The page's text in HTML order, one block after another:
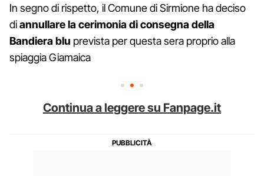
In segno di rispetto, il Comune di Sirmione ha deciso
diannullare la cerimonia di consegna della
Bandiera blu prevista per questa sera proprio alla
spiaggia Giamaica
Continua a leggere su Fanpage.it